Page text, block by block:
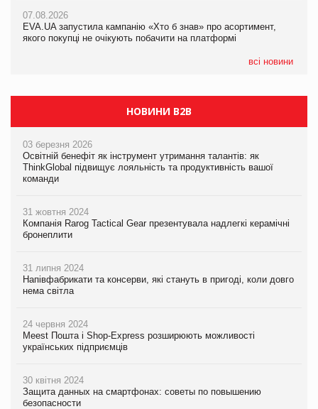
07.08.2026
EVA.UA запустила кампанію «Хто б знав» про асортимент,
якого покупці не очікують побачити на платформі
всі новини
05.08.2026
Мережа супермаркетів VARUS купує мережу магазинів
НОВИНИ B2B
03 березня 2026
Освітній бенефіт як інструмент утримання талантів: як
ThinkGlobal підвищує лояльність та продуктивність вашої
команди
31 жовтня 2024
Компанія Rarog Tactical Gear презентувала надлегкі керамічні
бронеплити
31 липня 2024
Напівфабрикати та консерви, які стануть в пригоді, коли довго
нема світла
24 червня 2024
Meest Пошта і Shop-Express розширюють можливості
українських підприємців
30 квітня 2024
Защита данных на смартфонах: советы по повышению
безопасности